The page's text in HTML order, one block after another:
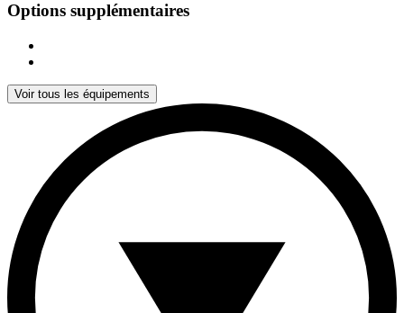
Options supplémentaires
Voir tous les équipements